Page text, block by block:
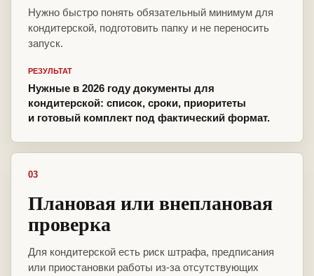
Нужно быстро понять обязательный минимум для
кондитерской, подготовить папку и не переносить
запуск.
РЕЗУЛЬТАТ
Нужные в 2026 году документы для
кондитерской: список, сроки, приоритеты
и готовый комплект под фактический формат.
03
Плановая или внеплановая
проверка
Для кондитерской есть риск штрафа, предписания
или приостановки работы из-за отсутствующих